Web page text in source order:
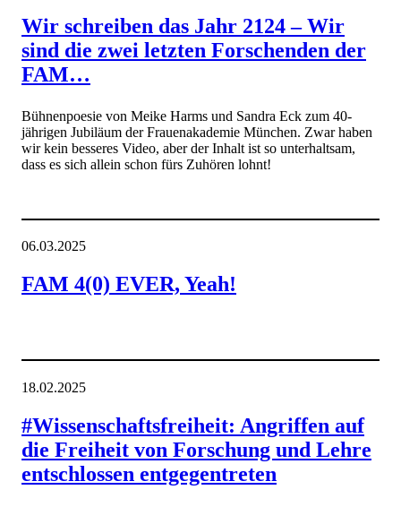
Wir schreiben das Jahr 2124 – Wir
sind die zwei letzten Forschenden der
FAM…
Bühnenpoesie von Meike Harms und Sandra Eck zum 40-
jährigen Jubiläum der Frauenakademie München. Zwar haben
wir kein besseres Video, aber der Inhalt ist so unterhaltsam,
dass es sich allein schon fürs Zuhören lohnt!
06.03.2025
FAM 4(0) EVER, Yeah!
18.02.2025
#Wissenschaftsfreiheit: Angriffen auf
die Freiheit von Forschung und Lehre
entschlossen entgegentreten